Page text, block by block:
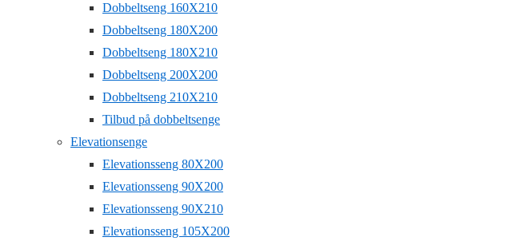
Dobbeltseng 160X210
Dobbeltseng 180X200
Dobbeltseng 180X210
Dobbeltseng 200X200
Dobbeltseng 210X210
Tilbud på dobbeltsenge
Elevationsenge
Elevationsseng 80X200
Elevationsseng 90X200
Elevationsseng 90X210
Elevationsseng 105X200